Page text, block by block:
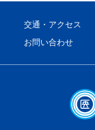
ョ
ン
フ
交通・アクセス
お問い合わせ